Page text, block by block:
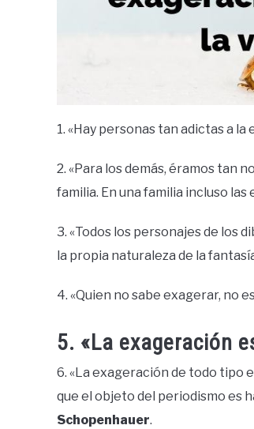
1. «Hay personas tan adictas a
2. «Para los demás, éramos tan
familia. En una familia incluso
3. «Todos los personajes de los
la propia naturaleza de la
4. «Quien no sabe exagerar, no
5. «La exageración
6. «La exageración de todo tipo
que el objeto del periodismo es
Schopenhauer.